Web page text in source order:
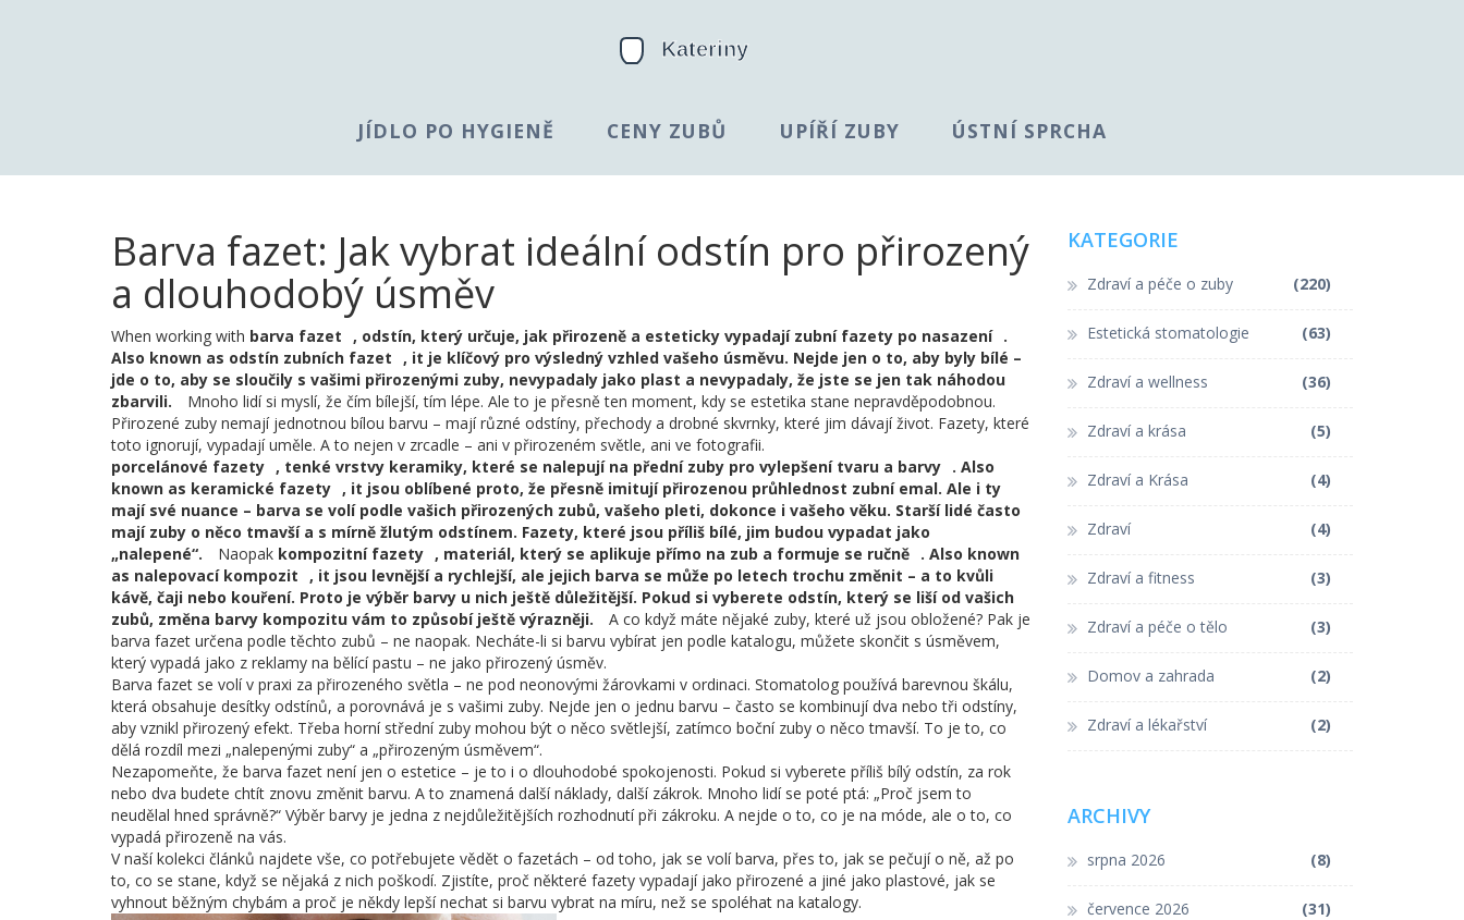
JÍDLO PO HYGIENĚ CENY ZUBŮ UPÍŘÍ ZUBY ÚSTNÍ SPRCHA
Barva fazet: Jak vybrat ideální odstín pro přirozený
a dlouhodobý úsměv
When working with barva fazet , odstín, který určuje, jak přirozeně a esteticky vypadají zubní fazety po nasazení .
Also known as odstín zubních fazet
, it je klíčový pro výsledný vzhled vašeho úsměvu. Nejde jen o to, aby byly bílé –
jde o to, aby se sloučily s vašimi přirozenými zuby, nevypadaly jako plast a nevypadaly, že jste se jen tak náhodou
zbarvili.
Mnoho lidí si myslí, že čím bílejší, tím lépe. Ale to je přesně ten moment, kdy se estetika stane nepravděpodobnou.
Přirozené zuby nemají jednotnou bílou barvu – mají různé odstíny, přechody a drobné skvrnky, které jim dávají život. Fazety, které
toto ignorují, vypadají uměle. A to nejen v zrcadle – ani v přirozeném světle, ani ve fotografii.
porcelánové fazety , tenké vrstvy keramiky, které se nalepují na přední zuby pro vylepšení tvaru a barvy . Also
known as keramické fazety , it jsou oblíbené proto, že přesně imitují přirozenou průhlednost zubní emal. Ale i ty
mají své nuance – barva se volí podle vašich přirozených zubů, vašeho pleti, dokonce i vašeho věku. Starší lidé často
mají zuby o něco tmavší a s mírně žlutým odstínem. Fazety, které jsou příliš bílé, jim budou vypadat jako
„nalepené“.
Naopak kompozitní fazety , materiál, který se aplikuje přímo na zub a formuje se ručně . Also known
as nalepovací kompozit
, it jsou levnější a rychlejší, ale jejich barva se může po letech trochu změnit – a to kvůli
kávě, čaji nebo kouření. Proto je výběr barvy u nich ještě důležitější. Pokud si vyberete odstín, který se liší od vašich
zubů, změna barvy kompozitu vám to způsobí ještě výrazněji.
A co když máte nějaké zuby, které už jsou obložené? Pak je
barva fazet určena podle těchto zubů – ne naopak. Necháte-li si barvu vybírat jen podle katalogu, můžete skončit s úsměvem,
který vypadá jako z reklamy na bělící pastu – ne jako přirozený úsměv.
Barva fazet se volí v praxi za přirozeného světla – ne pod neonovými žárovkami v ordinaci. Stomatolog používá barevnou škálu,
která obsahuje desítky odstínů, a porovnává je s vašimi zuby. Nejde jen o jednu barvu – často se kombinují dva nebo tři odstíny,
aby vznikl přirozený efekt. Třeba horní střední zuby mohou být o něco světlejší, zatímco boční zuby o něco tmavší. To je to, co
dělá rozdíl mezi „nalepenými zuby“ a „přirozeným úsměvem“.
Nezapomeňte, že barva fazet není jen o estetice – je to i o dlouhodobé spokojenosti. Pokud si vyberete příliš bílý odstín, za rok
nebo dva budete chtít znovu změnit barvu. A to znamená další náklady, další zákrok. Mnoho lidí se poté ptá: „Proč jsem to
neudělal hned správně?“ Výběr barvy je jedna z nejdůležitějších rozhodnutí při zákroku. A nejde o to, co je na móde, ale o to, co
vypadá přirozeně na vás.
V naší kolekci článků najdete vše, co potřebujete vědět o fazetách – od toho, jak se volí barva, přes to, jak se pečují o ně, až po
to, co se stane, když se nějaká z nich poškodí. Zjistíte, proč některé fazety vypadají jako přirozené a jiné jako plastové, jak se
vyhnout běžným chybám a proč je někdy lepší nechat si barvu vybrat na míru, než se spoléhat na katalogy.
KATEGORIE
Zdraví a péče o zuby (220)
Estetická stomatologie (63)
Zdraví a wellness (36)
Zdraví a krása (5)
Zdraví a Krása (4)
Zdraví (4)
Zdraví a fitness (3)
Zdraví a péče o tělo (3)
Domov a zahrada (2)
Zdraví a lékařství (2)
ARCHIVY
srpna 2026 (8)
července 2026 (31)